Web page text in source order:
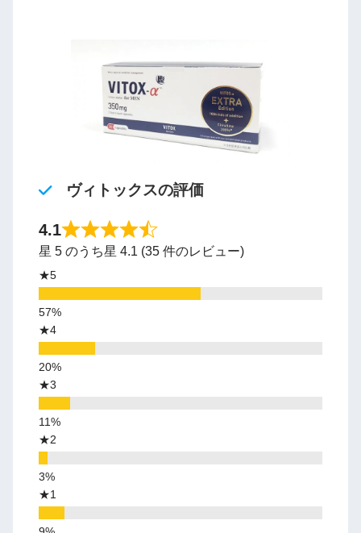
ヴィトックスの評価
4.1
星 5 のうち星 4.1 (35 件のレビュー)
★5
★4
★3
★2
★1